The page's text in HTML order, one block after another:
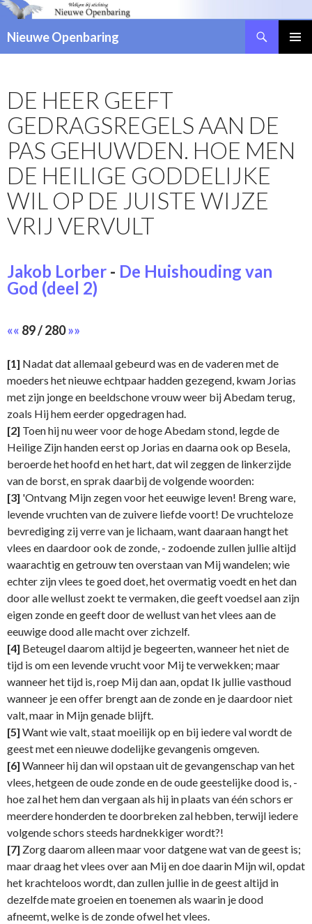
Nieuwe Openbaring
SPRINGEN
DE HEER GEEFT
GEDRAGSREGELS AAN DE
PAS GEHUWDEN. HOE MEN
DE HEILIGE GODDELIJKE
WIL OP DE JUISTE WIJZE
VRIJ VERVULT
Jakob Lorber - De Huishouding van
God (deel 2)
«« 89 / 280»»
[1] Nadat dat allemaal gebeurd was en de vaderen met de
moeders het nieuwe echtpaar hadden gezegend, kwam Jorias
met zijn jonge en beeldschone vrouw weer bij Abedam terug,
zoals Hij hem eerder opgedragen had.
[2] Toen hij nu weer voor de hoge Abedam stond, legde de
Heilige Zijn handen eerst op Jorias en daarna ook op Besela,
beroerde het hoofd en het hart, dat wil zeggen de linkerzijde
van de borst, en sprak daarbij de volgende woorden:
[3] 'Ontvang Mijn zegen voor het eeuwige leven! Breng ware,
levende vruchten van de zuivere liefde voort! De vruchteloze
bevrediging zij verre van je lichaam, want daaraan hangt het
vlees en daardoor ook de zonde, - zodoende zullen jullie altijd
waarachtig en getrouw ten overstaan van Mij wandelen; wie
echter zijn vlees te goed doet, het overmatig voedt en het dan
door alle wellust zoekt te vermaken, die geeft voedsel aan zijn
eigen zonde en geeft door de wellust van het vlees aan de
eeuwige dood alle macht over zichzelf.
[4] Beteugel daarom altijd je begeerten, wanneer het niet de
tijd is om een levende vrucht voor Mij te verwekken; maar
wanneer het tijd is, roep Mij dan aan, opdat Ik jullie vasthoud
wanneer je een offer brengt aan de zonde en je daardoor niet
valt, maar in Mijn genade blijft.
[5] Want wie valt, staat moeilijk op en bij iedere val wordt de
geest met een nieuwe dodelijke gevangenis omgeven.
[6] Wanneer hij dan wil opstaan uit de gevangenschap van het
vlees, hetgeen de oude zonde en de oude geestelijke dood is, -
hoe zal het hem dan vergaan als hij in plaats van één schors er
meerdere honderden te doorbreken zal hebben, terwijl iedere
volgende schors steeds hardnekkiger wordt?!
[7] Zorg daarom alleen maar voor datgene wat van de geest is;
maar draag het vlees over aan Mij en doe daarin Mijn wil, opdat
het krachteloos wordt, dan zullen jullie in de geest altijd in
dezelfde mate groeien en toenemen als waarin je dood
afneemt, welke is de zonde ofwel het vlees.